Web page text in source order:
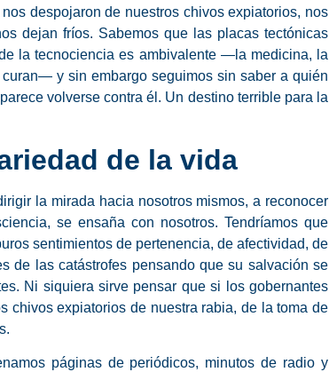
despojaron de nuestros chivos expiatorios, nos
dejan fríos. Sabemos que las placas tectónicas
la tecnociencia es ambivalente —la medicina, la
y sin embargo seguimos sin saber a quién
volverse contra él. Un destino terrible para la
de la vida
la mirada hacia nosotros mismos, a reconocer
se ensaña con nosotros. Tendríamos que
sentimientos de pertenencia, de afectividad, de
de las catástrofes pensando que su salvación se
Ni siquiera sirve pensar que si los gobernantes
chivos expiatorios de nuestra rabia, de la toma de
páginas de periódicos, minutos de radio y